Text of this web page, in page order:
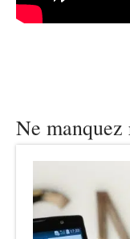
Ne manquez